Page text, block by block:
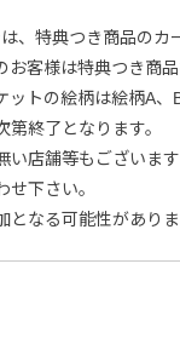
、特典つき商品のカ
お客様は特典つき商品
トの絵柄は絵柄A、
終了となります。
店舗等もございま
せ下さい。
なる可能性がありま